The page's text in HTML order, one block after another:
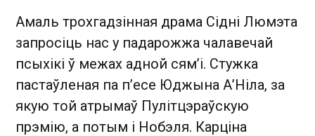
Амаль трохгадзінная драма Сідні Люмэта
запросіць нас у падарожжа чалавечай
псыхікі ў межах адной сям’і. Стужка
пастаўленая па п’есе Юджына А’Ніла, за
якую той атрымаў Пулітцэраўскую
прэмію, а потым і Нобэля. Карціна